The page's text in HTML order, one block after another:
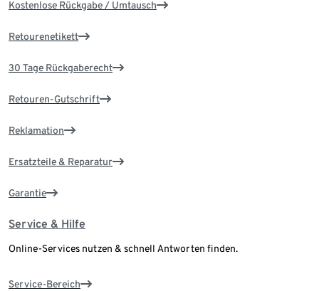
Kostenlose Rückgabe / Umtausch
Retourenetikett
30 Tage Rückgaberecht
Retouren-Gutschrift
Reklamation
Ersatzteile & Reparatur
Garantie
Service & Hilfe
Online-Services nutzen & schnell Antworten finden.
Service-Bereich